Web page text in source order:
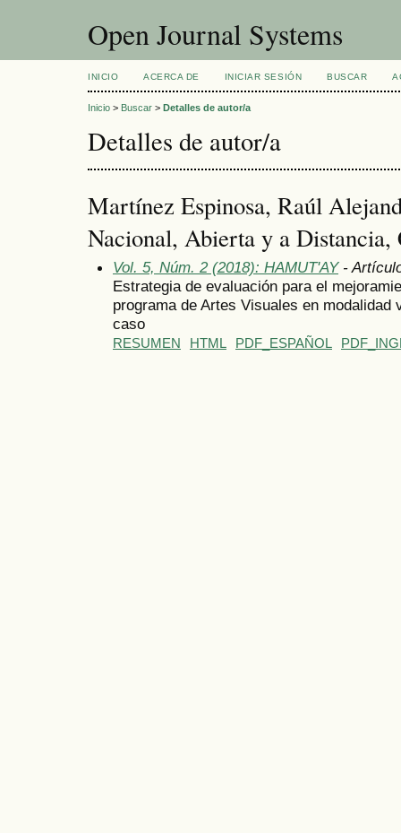
Open Journal Systems
INICIO ACERCA DE INICIAR SESIÓN BUSCAR
Inicio > Buscar > Detalles de autor/a
Detalles de autor/a
Martínez Espinosa, Raúl
Nacional, Abierta y a Distancia,
Vol. 5, Núm. 2 (2018): HAMUT'AY-
Estrategia de evaluación para el
programa de Artes Visuales en
caso
RESUMEN HTML PDF_ESPAÑOL